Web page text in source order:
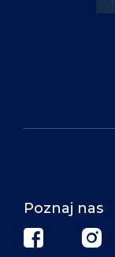
Poznaj nas